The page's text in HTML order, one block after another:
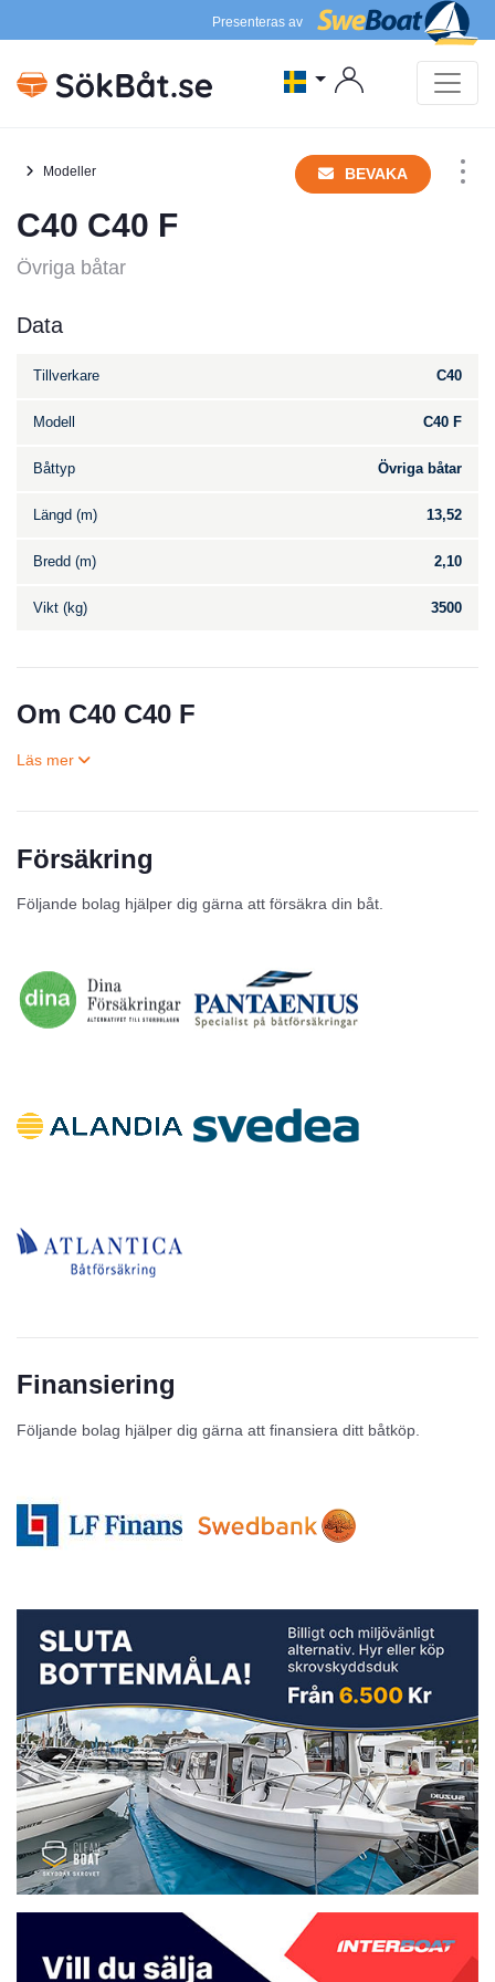
Presenteras av
Modeller BEVAKA
C40 C40 F
Övriga båtar
Data
Tillverkare C40
Modell C40 F
Båttyp Övriga båtar
Längd (m) 13,52
Bredd (m) 2,10
Vikt (kg) 3500
Om C40 C40 F
Försäkring
Följande bolag hjälper dig gärna att försäkra din båt.
Finansiering
Följande bolag hjälper dig gärna att finansiera ditt båtköp.